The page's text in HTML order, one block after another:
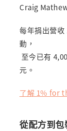
Craig
每年捐出營
動，
至今已有
元。
了解 1% for
從配方到